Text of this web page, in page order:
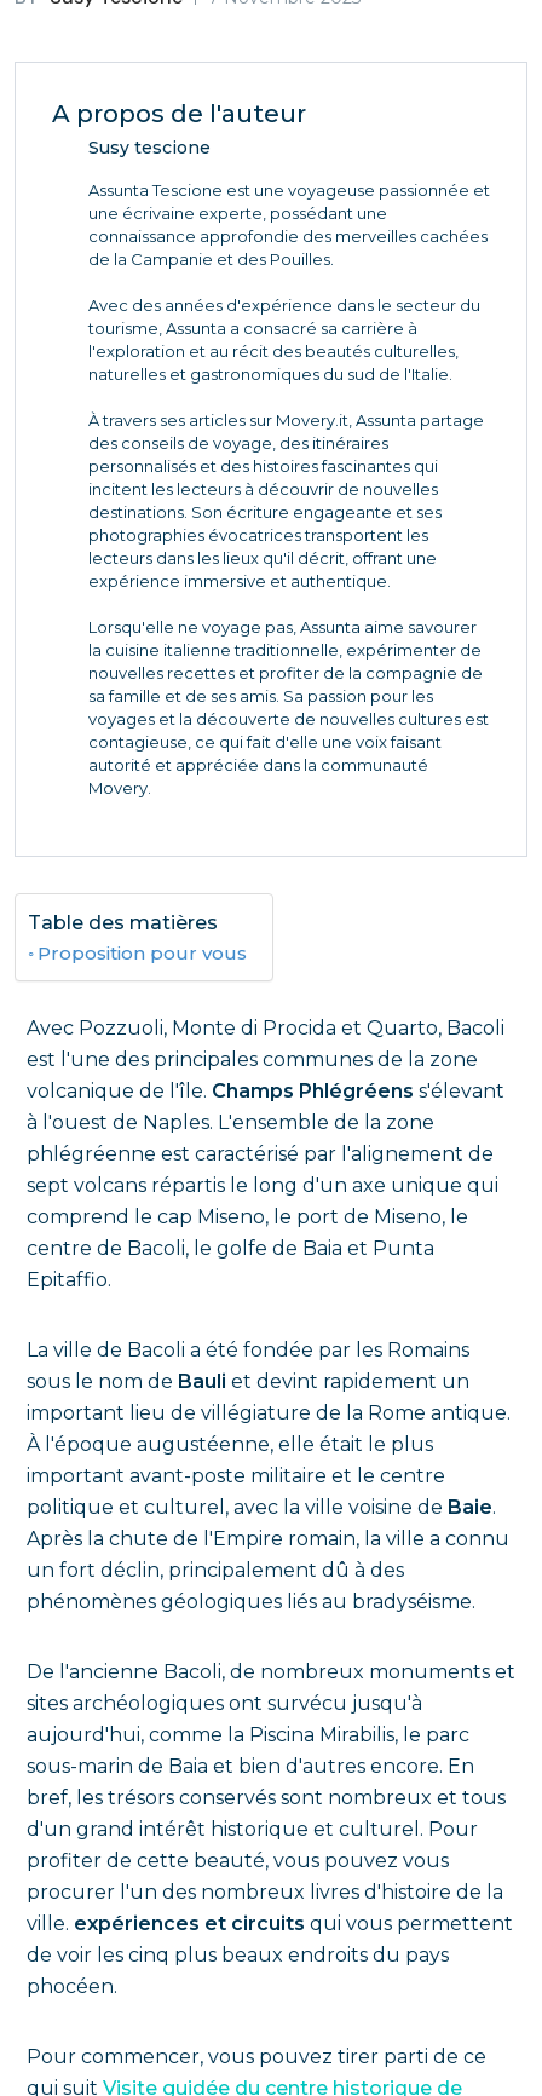
A propos de l'auteur
Susy tescione
Assunta Tescione est une voyageuse passionnée et
une écrivaine experte, possédant une
connaissance approfondie des merveilles cachées
de la Campanie et des Pouilles.
Avec des années d'expérience dans le secteur du
tourisme, Assunta a consacré sa carrière à
l'exploration et au récit des beautés culturelles,
naturelles et gastronomiques du sud de l'Italie.
À travers ses articles sur Movery.it, Assunta partage
des conseils de voyage, des itinéraires
personnalisés et des histoires fascinantes qui
incitent les lecteurs à découvrir de nouvelles
destinations. Son écriture engageante et ses
photographies évocatrices transportent les
lecteurs dans les lieux qu'il décrit, offrant une
expérience immersive et authentique.
Lorsqu'elle ne voyage pas, Assunta aime savourer
la cuisine italienne traditionnelle, expérimenter de
nouvelles recettes et profiter de la compagnie de
sa famille et de ses amis. Sa passion pour les
voyages et la découverte de nouvelles cultures est
contagieuse, ce qui fait d'elle une voix faisant
autorité et appréciée dans la communauté
Movery.
Table des matières
Proposition pour vous
Avec Pozzuoli, Monte di Procida et Quarto, Bacoli
est l'une des principales communes de la zone
volcanique de l'île. Champs Phlégréens s'élevant
à l'ouest de Naples. L'ensemble de la zone
phlégréenne est caractérisé par l'alignement de
sept volcans répartis le long d'un axe unique qui
comprend le cap Miseno, le port de Miseno, le
centre de Bacoli, le golfe de Baia et Punta
Epitaffio.
La ville de Bacoli a été fondée par les Romains
sous le nom de Bauli et devint rapidement un
important lieu de villégiature de la Rome antique.
À l'époque augustéenne, elle était le plus
important avant-poste militaire et le centre
politique et culturel, avec la ville voisine de Baie.
Après la chute de l'Empire romain, la ville a connu
un fort déclin, principalement dû à des
phénomènes géologiques liés au bradyséisme.
De l'ancienne Bacoli, de nombreux monuments et
sites archéologiques ont survécu jusqu'à
aujourd'hui, comme la Piscina Mirabilis, le parc
sous-marin de Baia et bien d'autres encore. En
bref, les trésors conservés sont nombreux et tous
d'un grand intérêt historique et culturel. Pour
profiter de cette beauté, vous pouvez vous
procurer l'un des nombreux livres d'histoire de la
ville. expériences et circuits qui vous permettent
de voir les cinq plus beaux endroits du pays
phocéen.
Pour commencer, vous pouvez tirer parti de ce
qui suit Visite guidée du centre historique de